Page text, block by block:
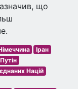
що
Іран
Націй